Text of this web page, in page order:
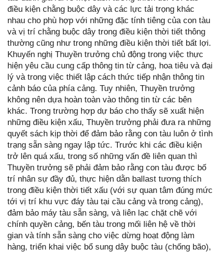
điều kiện chằng buộc dây và các lực tải trọng khác
nhau cho phù hợp với những đặc tính tiêng của con tàu
và vị trí chằng buộc dây trong điều kiện thời tiết thông
thường cũng như trong những điều kiện thời tiết bất lợi.
Khuyến nghị Thuyền trưởng chủ động trong việc thực
hiện yêu cầu cung cấp thông tin từ cảng, hoa tiêu và đại
lý và trong việc thiết lập cách thức tiếp nhận thông tin
cảnh báo của phía cảng. Tuy nhiên, Thuyền trưởng
không nên dựa hoàn toàn vào thông tin từ các bên
khác. Trong trường hợp dự báo cho thấy sẽ xuất hiện
những điều kiện xấu, Thuyền trưởng phải đưa ra những
quyết sách kịp thời để đảm bảo rằng con tàu luôn ở tình
trạng sẵn sàng ngay lập tức. Trước khi các điều kiện
trở lên quá xấu, trong số những vấn đề liên quan thì
Thuyền trưởng sẽ phải đảm bảo rằng con tàu được bố
trí nhân sự đầy đủ, thực hiện dằn ballast tương thích
trong điều kiện thời tiết xấu (với sự quan tâm đúng mức
tới vị trí khu vực đáy tàu tại cầu cảng và trong cảng),
đảm bảo máy tàu sẵn sàng, và liên lạc chặt chẽ với
chính quyền cảng, bến tàu trong mối liên hệ về thời
gian và tính sẵn sàng cho việc dừng hoạt động làm
hàng, triển khai việc bổ sung dây buộc tàu (chống bão),